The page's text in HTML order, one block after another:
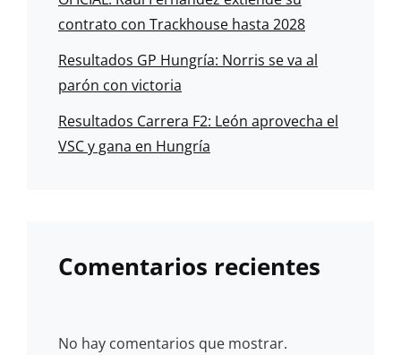
contrato con Trackhouse hasta 2028
Resultados GP Hungría: Norris se va al
parón con victoria
Resultados Carrera F2: León aprovecha el
VSC y gana en Hungría
Comentarios recientes
No hay comentarios que mostrar.